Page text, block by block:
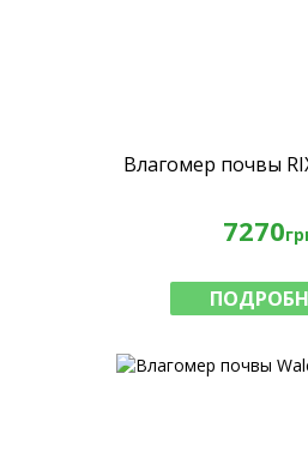
Влагомер почвы
7270